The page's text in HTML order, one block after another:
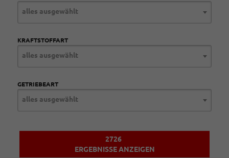
alles ausgewählt
KRAFTSTOFFART
alles ausgewählt
GETRIEBEART
alles ausgewählt
2726
ERGEBNISSE ANZEIGEN